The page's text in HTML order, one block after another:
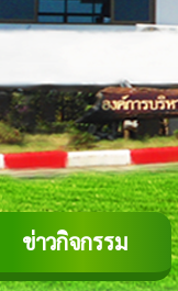
ข่าวกิจกรรม